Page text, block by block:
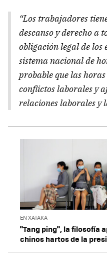
“Los trabajadores
descanso y derecho a
obligación legal de
sistema nacional de
probable que las
conflictos laborales y
relaciones laborales y
EN XATAKA
"Tang ping", la filosofía
chinos hartos de la